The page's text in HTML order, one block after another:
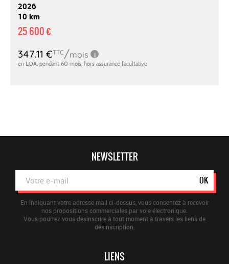
2026
10 km
25 600 €
NEWSLETTER
OK
En indiquant votre adresse mail ci-dessus, vous consentez à recevoir
nos propositions commerciales par voie électronique.
Vous pourrez vous désinscrire à tout moment à travers les liens de
désinscription.
LIENS